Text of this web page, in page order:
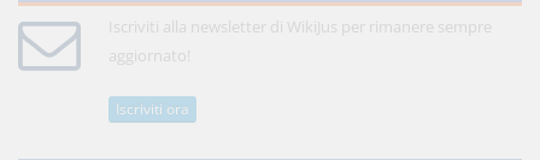
Iscriviti alla newsletter di WikiJus per rimanere sempre
aggiornato!
Iscriviti ora